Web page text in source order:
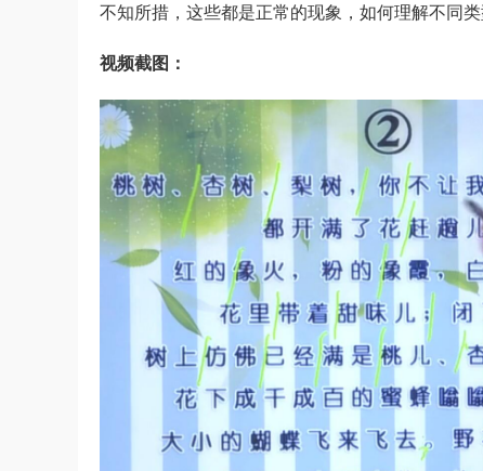
不知所措，这些都是正常的现象，如何理解不同
视频截图：